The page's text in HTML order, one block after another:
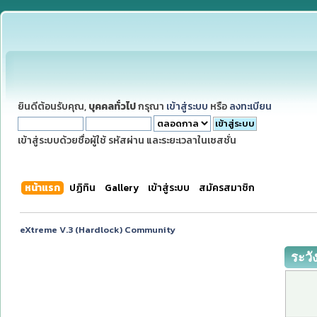
ยินดีต้อนรับคุณ, บุคคลทั่วไปกรุณา เข้าสู่ระบบ หรือ ลงทะเบียน
เข้าสู่ระบบด้วยชื่อผู้ใช้ รหัสผ่าน และระยะเวลาในเซสชั่น
หน้าแรก ปฏิทิน Gallery เข้าสู่ระบบ สมัครสมาชิก
eXtreme V.3 (Hardlock) Community
ระวั